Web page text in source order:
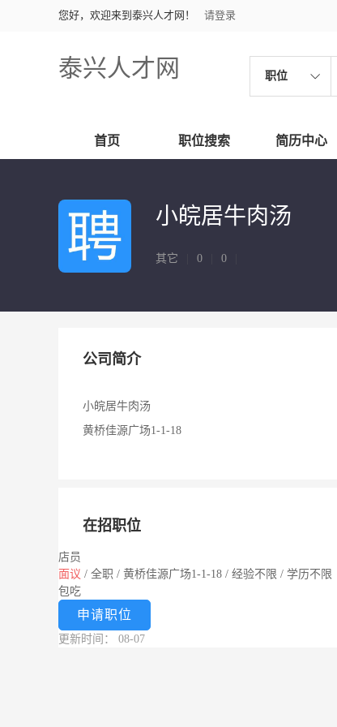
您好，欢迎来到泰兴人才网！ 请登录
泰兴人才网 职位
首页 职位搜索 简历中心
小皖居牛肉汤
其它 0 0
公司简介
小皖居牛肉汤
黄桥佳源广场1-1-18
在招职位
店员
面议 / 全职 / 黄桥佳源广场1-1-18 / 经验不限 / 学历不限
包吃
申请职位
更新时间： 08-07